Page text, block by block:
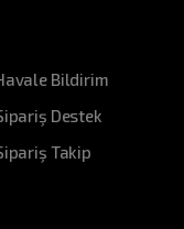
Bildirim
Destek
Takip